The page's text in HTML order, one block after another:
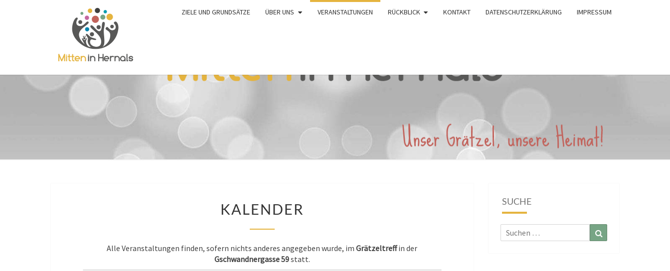
ZIELE UND GRUNDSÄTZE ÜBER UNS VERANSTALTUNGEN RÜCKBLICK KONTAKT DATENSCHUTZERKLÄRUNG IMPRESSUM
KALENDER
Alle Veranstaltungen finden, sofern nichts anderes angegeben wurde, imGrätzeltreffin der
Gschwandnergasse 59statt.
SUCHE
Suchen
nach: